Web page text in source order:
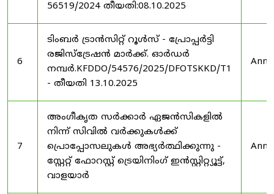
56519/2024 തീയതി:08.10.2025
6
ടിംബർ ട്രാൻസിറ്റ് റൂൾസ് - പ്രോപ്പർട്ടി
രജിസ്ട്രേഷൻ മാർക്ക്. ഓർഡർ
നമ്പർ.KFDDO/54576/2025/DFOTSKKD/T1
- തീയതി 13.10.2025
7
അംഗീകൃത സർക്കാർ ഏജൻസികളിൽ
നിന്ന് സിവിൽ വർക്കുകൾക്ക്
പ്രൊപ്പോസലുകൾ അഭ്യർത്ഥിക്കുന്നു -
സ്റ്റേറ്റ് ഫോറസ്റ്റ് ട്രെയിനിംഗ് ഇൻസ്റ്റിറ്റ്യൂട്ട്,
വാളയാർ